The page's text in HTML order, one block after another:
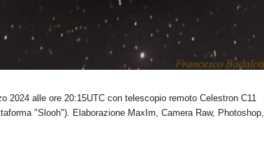
2024 alle ore 20:15UTC con telescopio remoto Celestron C11
"Slooh"). Elaborazione MaxIm, Camera Raw, Photoshop,